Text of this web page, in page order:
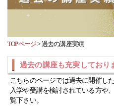
TOPページ>過去の講座実績
過去の講座も充実しており
こちらのページでは過去に開催し
入学や受講を検討されている方や
覧下さい。